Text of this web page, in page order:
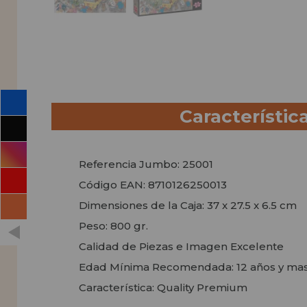
Referencia Jumbo: 25001
Código EAN: 8710126250013
Dimensiones de la Caja: 37 x 27.5 x 6.5 cm
Peso: 800 gr.
Calidad de Piezas e Imagen Excelente
Edad Mínima Recomendada: 12 años y
Característica: Quality Premium